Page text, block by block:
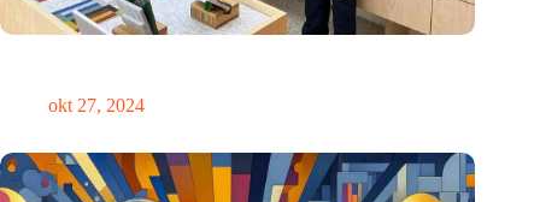
okt 27, 2024